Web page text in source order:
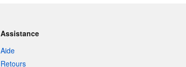
Assistance
Aide
Retours